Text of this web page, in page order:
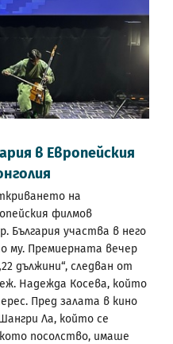
в Европейския
на
филмов
България участва в него
му. Премиерната вечер
дължини“, следван от
Надежда Косева, който
Пред залата в кино
Ла, който се
посолство, имаше